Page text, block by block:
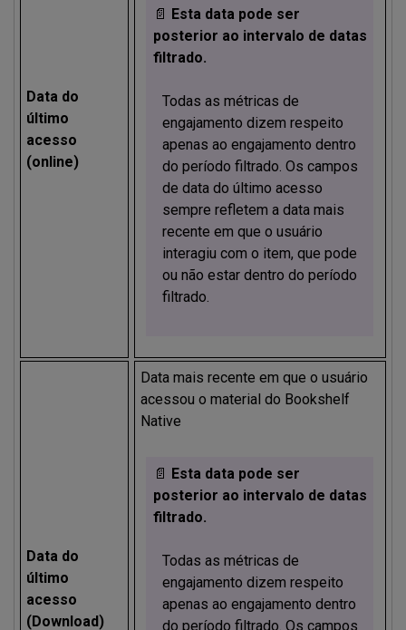
Data do
último
acesso
(online)
📄
Esta data pode ser
posterior ao intervalo de datas
filtrado.
Todas as métricas de
engajamento dizem respeito
apenas ao engajamento dentro
do período filtrado. Os campos
de data do último acesso
sempre refletem a data mais
recente em que o usuário
interagiu com o item, que pode
ou não estar dentro do período
filtrado.
Data do
último
acesso
(Download)
Data mais recente em que o usuário
acessou o material do Bookshelf
Native
📄
Esta data pode ser
posterior ao intervalo de datas
filtrado.
Todas as métricas de
engajamento dizem respeito
apenas ao engajamento dentro
do período filtrado. Os campos